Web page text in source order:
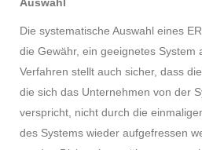
Die systematische Auswahl eines
die Gewähr, ein geeignetes System
Verfahren stellt auch sicher, dass
die sich das Unternehmen von der
verspricht, nicht durch die
des Systems wieder aufgefressen